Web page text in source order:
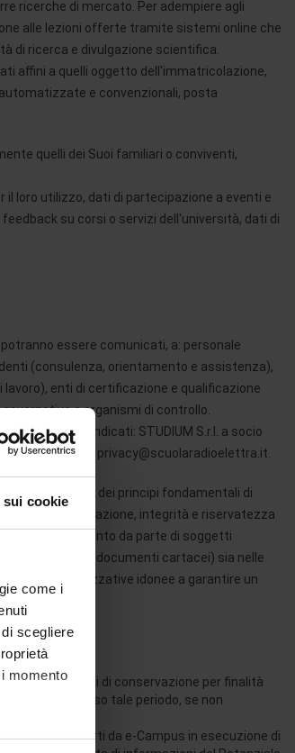
sui cookie
come i
scegliere
momento
ricerche di mercato. Per adempiere agli
alle lezioni offerte tramite sistemi online che
di ricerca e divulgazione scientifica.
affini a quelli oggetto dell'immatricolazione,
e convenzionali, posta
quelli dei Suoi familiari o conviventi,
loro utilizzo, dati di partecipazione a eventi e
su corsi o servizi dell'università, dati di
essere comunicati, a: personale
(consulenza, orientamento e assistenza),
enti di certificazione e qualificazione
e organismi di controllo.
di seguito indicati: STUDIUM S.r.l. a socio
Elettra S.r.l. privacy@scuolaradioelettra.it.
nel rispetto dei principi fondamentali di
della conservazione, integrità e riservatezza
di trattamento da parte di soggetti
(contenenti documenti cartacei) sia nelle
e organizzative idonee a garantire un
a obblighi di conservazione per finalità
decorso tale periodo, se non
ai servizi offerti da e-Campus in esecuzione di